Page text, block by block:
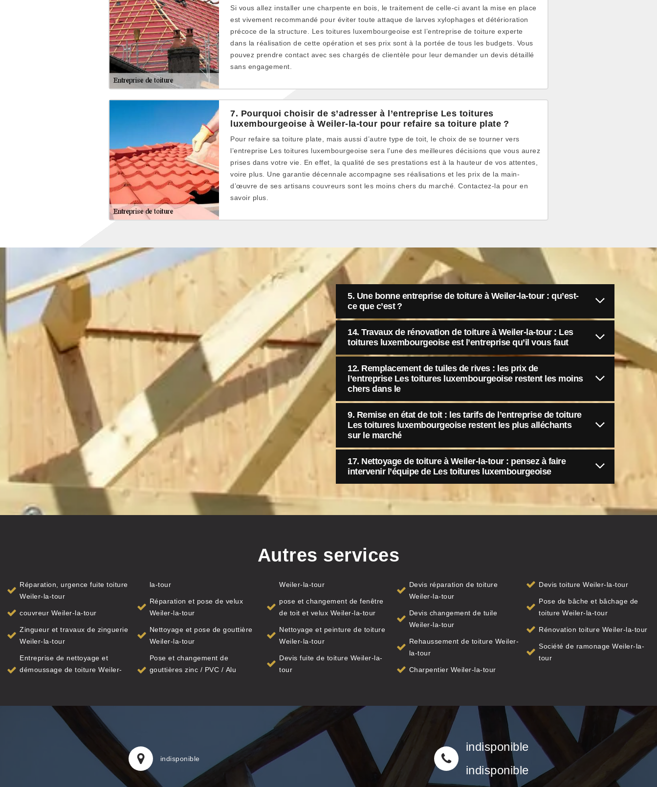
Si vous allez installer une charpente en bois, le traitement de celle-ci avant la mise en place
est vivement recommandé pour éviter toute attaque de larves xylophages et détérioration
précoce de la structure. Les toitures luxembourgeoise est l’entreprise de toiture experte
dans la réalisation de cette opération et ses prix sont à la portée de tous les budgets. Vous
pouvez prendre contact avec ses chargés de clientèle pour leur demander un devis détaillé
sans engagement.
7. Pourquoi choisir de s’adresser à l’entreprise Les toitures
luxembourgeoise à Weiler-la-tour pour refaire sa toiture plate ?
Pour refaire sa toiture plate, mais aussi d’autre type de toit, le choix de se tourner vers
l’entreprise Les toitures luxembourgeoise sera l’une des meilleures décisions que vous aurez
prises dans votre vie. En effet, la qualité de ses prestations est à la hauteur de vos attentes,
voire plus. Une garantie décennale accompagne ses réalisations et les prix de la main-
d’œuvre de ses artisans couvreurs sont les moins chers du marché. Contactez-la pour en
savoir plus.
5. Une bonne entreprise de toiture à Weiler-la-tour : qu’est-
ce que c’est ?
14. Travaux de rénovation de toiture à Weiler-la-tour : Les
toitures luxembourgeoise est l’entreprise qu’il vous faut
12. Remplacement de tuiles de rives : les prix de
l’entreprise Les toitures luxembourgeoise restent les moins
chers dans le
9. Remise en état de toit : les tarifs de l’entreprise de toiture
Les toitures luxembourgeoise restent les plus alléchants
sur le marché
17. Nettoyage de toiture à Weiler-la-tour : pensez à faire
intervenir l’équipe de Les toitures luxembourgeoise
Autres services
Réparation, urgence fuite toiture
Weiler-la-tour
couvreur Weiler-la-tour
Zingueur et travaux de zinguerie
Weiler-la-tour
Entreprise de nettoyage et
démoussage de toiture Weiler-
la-tour
Réparation et pose de velux
Weiler-la-tour
Nettoyage et pose de gouttière
Weiler-la-tour
Pose et changement de
gouttières zinc / PVC / Alu
Weiler-la-tour
pose et changement de fenêtre
de toit et velux Weiler-la-tour
Nettoyage et peinture de toiture
Weiler-la-tour
Devis fuite de toiture Weiler-la-
tour
Devis réparation de toiture
Weiler-la-tour
Devis changement de tuile
Weiler-la-tour
Rehaussement de toiture Weiler-
la-tour
Charpentier Weiler-la-tour
Devis toiture Weiler-la-tour
Pose de bâche et bâchage de
toiture Weiler-la-tour
Rénovation toiture Weiler-la-tour
Société de ramonage Weiler-la-
tour
indisponible
indisponible
indisponible